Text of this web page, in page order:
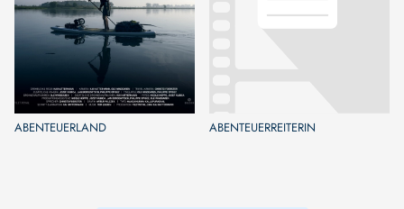
ABENTEUERLAND ABENTEUERREITERIN